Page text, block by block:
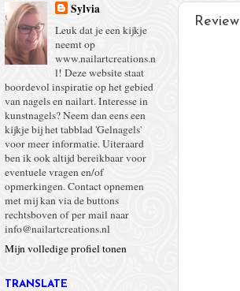
Sylvia
Leuk dat je een kijkje
neemt op
www.nailartcreations.n
l! Deze website staat
boordevol inspiratie op het gebied
van nagels en nailart. Interesse in
kunstnagels? Neem dan eens een
kijkje bij het tabblad 'Gelnagels'
voor meer informatie. Uiteraard
ben ik ook altijd bereikbaar voor
eventuele vragen en/of
opmerkingen. Contact opnemen
met mij kan via de buttons
rechtsboven of per mail naar
info@nailartcreations.nl
Mijn volledige profiel tonen
TRANSLATE